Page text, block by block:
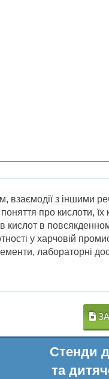
взаємодії з іншими
про кислоти, їх
кислот в
у харчовій
лабораторні
Стенди
та